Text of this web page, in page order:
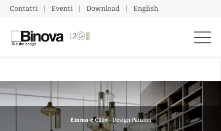
Contatti Eventi Download English
Emma e Clio- Design Panzeri